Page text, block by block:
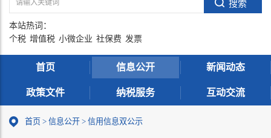
本站热词：
个税 增值税 小微企业 社保费 发票
首页 信息公开 新闻动态
政策文件 纳税服务 互动交流
首页 > 信息公开 > 信用信息双公示